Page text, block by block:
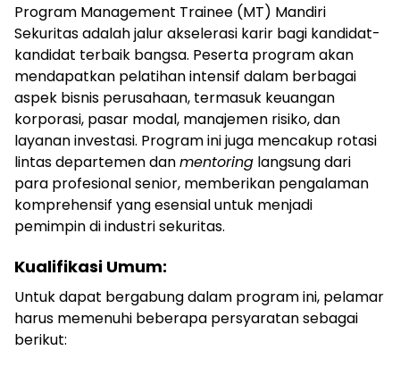
Program Management Trainee (MT) Mandiri
Sekuritas adalah jalur akselerasi karir bagi kandidat-
kandidat terbaik bangsa. Peserta program akan
mendapatkan pelatihan intensif dalam berbagai
aspek bisnis perusahaan, termasuk keuangan
korporasi, pasar modal, manajemen risiko, dan
layanan investasi. Program ini juga mencakup rotasi
lintas departemen danmentoring langsung dari
para profesional senior, memberikan pengalaman
komprehensif yang esensial untuk menjadi
pemimpin di industri sekuritas.
Kualifikasi Umum:
Untuk dapat bergabung dalam program ini, pelamar
harus memenuhi beberapa persyaratan sebagai
berikut: